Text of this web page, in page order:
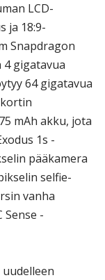
LCD-
ja 18:9-
Snapdragon
gigatavua
64 gigatavua
mAh akku, jota
1s -
pääkamera
selfie-
vanha
Sense -